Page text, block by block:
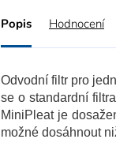
Popis Hodnocení
Odvodní filtr pro
se o standardní
MiniPleat je
možné dosáhnout